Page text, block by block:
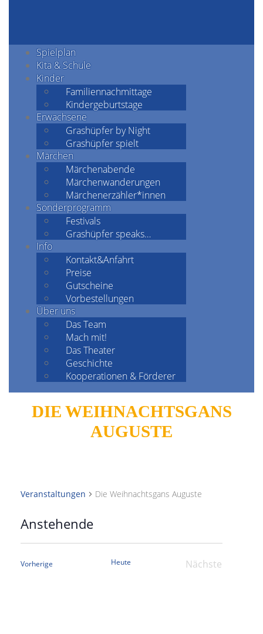
Spielplan
Kita & Schule
Kinder
Familiennachmittage
Kindergeburtstage
Erwachsene
Grashüpfer by Night
Grashüpfer spielt
Märchen
Märchenabende
Märchenwanderungen
Märchenerzähler*innen
Sonderprogramm
Festivals
Grashüpfer speaks…
Info
Kontakt&Anfahrt
Preise
Gutscheine
Vorbestellungen
Über uns
Das Team
Mach mit!
Das Theater
Geschichte
Kooperationen & Förderer
DIE WEIHNACHTSGANS
AUGUSTE
Veranstaltungen Die Weihnachtsgans Auguste
Anstehende
VorherigeVeranstaltungen Heute
Nächste